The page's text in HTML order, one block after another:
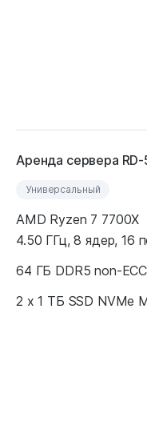
Аренда сервера
Универсальный
AMD Ryzen 7 7700X
4.50 ГГц, 8 ядер, 16
64 ГБ DDR5 non-ECC
2 x 1 ТБ SSD NVMe